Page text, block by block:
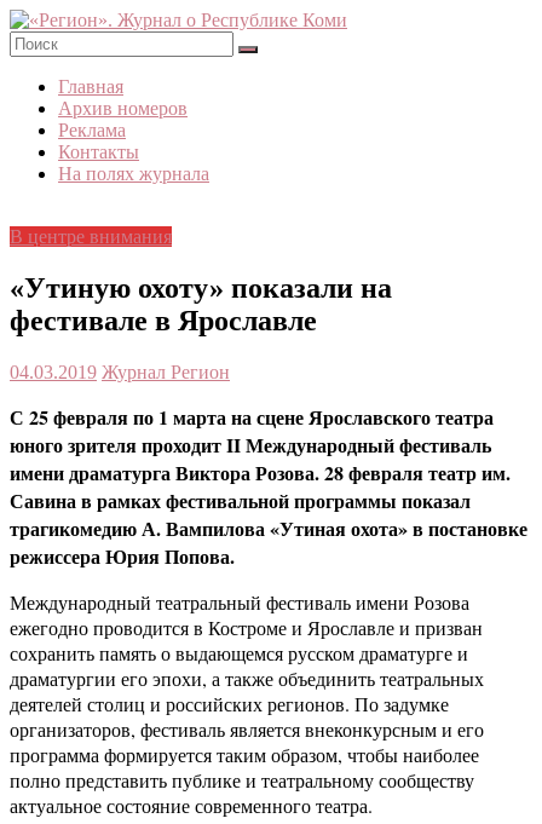
Skip
to
content
«Регион».
Журнал
Республике
Коми
Главная
Архив номеров
Реклама
Контакты
На полях журнала
В центре внимания
«Утиную охоту» показали на
фестивале в Ярославле
04.03.2019 Журнал Регион
С 25 февраля по 1 марта на сцене Ярославского театра
юного зрителя проходит II Международный фестиваль
имени драматурга Виктора Розова. 28 февраля театр им.
Савина в рамках фестивальной программы показал
трагикомедию А. Вампилова «Утиная охота» в постановке
режиссера Юрия Попова.
Международный театральный фестиваль имени Розова
ежегодно проводится в Костроме и Ярославле и призван
сохранить память о выдающемся русском драматурге и
драматургии его эпохи, а также объединить театральных
деятелей столиц и российских регионов. По задумке
организаторов, фестиваль является внеконкурсным и его
программа формируется таким образом, чтобы наиболее
полно представить публике и театральному сообществу
актуальное состояние современного театра.